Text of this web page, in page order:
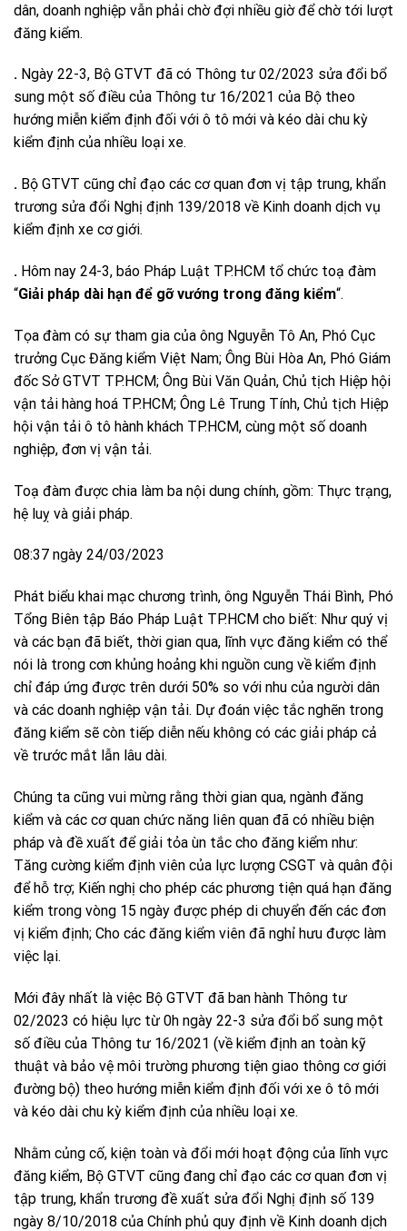
dân, doanh nghiệp vẫn phải chờ đợi nhiều giờ để chờ tới lượt
đăng kiểm.
. Ngày 22-3, Bộ GTVT đã có Thông tư 02/2023 sửa đổi bổ
sung một số điều của Thông tư 16/2021 của Bộ theo
hướng miễn kiểm định đối với ô tô mới và kéo dài chu kỳ
kiểm định của nhiều loại xe.
. Bộ GTVT cũng chỉ đạo các cơ quan đơn vị tập trung, khẩn
trương sửa đổi Nghị định 139/2018 về Kinh doanh dịch vụ
kiểm định xe cơ giới.
. Hôm nay 24-3, báo Pháp Luật TP.HCM tổ chức toạ đàm
“Giải pháp dài hạn để gỡ vướng trong đăng kiểm“.
Tọa đàm có sự tham gia của ông Nguyễn Tô An, Phó Cục
trưởng Cục Đăng kiểm Việt Nam; Ông Bùi Hòa An, Phó Giám
đốc Sở GTVT TP.HCM; Ông Bùi Văn Quản, Chủ tịch Hiệp hội
vận tải hàng hoá TP.HCM; Ông Lê Trung Tính, Chủ tịch Hiệp
hội vận tải ô tô hành khách TP.HCM, cùng một số doanh
nghiệp, đơn vị vận tải.
Toạ đàm được chia làm ba nội dung chính, gồm: Thực trạng,
hệ luỵ và giải pháp.
08:37 ngày 24/03/2023
Phát biểu khai mạc chương trình, ông Nguyễn Thái Bình, Phó
Tổng Biên tập Báo Pháp Luật TP.HCM cho biết: Như quý vị
và các bạn đã biết, thời gian qua, lĩnh vực đăng kiểm có thể
nói là trong cơn khủng hoảng khi nguồn cung về kiểm định
chỉ đáp ứng được trên dưới 50% so với nhu của người dân
và các doanh nghiệp vận tải. Dự đoán việc tắc nghẽn trong
đăng kiểm sẽ còn tiếp diễn nếu không có các giải pháp cả
về trước mắt lẫn lâu dài.
Chúng ta cũng vui mừng rằng thời gian qua, ngành đăng
kiểm và các cơ quan chức năng liên quan đã có nhiều biện
pháp và đề xuất để giải tỏa ùn tắc cho đăng kiểm như:
Tăng cường kiểm định viên của lực lượng CSGT và quân đội
để hỗ trợ; Kiến nghị cho phép các phương tiện quá hạn đăng
kiểm trong vòng 15 ngày được phép di chuyển đến các đơn
vị kiểm định; Cho các đăng kiểm viên đã nghỉ hưu được làm
việc lại.
Mới đây nhất là việc Bộ GTVT đã ban hành Thông tư
02/2023 có hiệu lực từ 0h ngày 22-3 sửa đổi bổ sung một
số điều của Thông tư 16/2021 (về kiểm định an toàn kỹ
thuật và bảo vệ môi trường phương tiện giao thông cơ giới
đường bộ) theo hướng miễn kiểm định đối với xe ô tô mới
và kéo dài chu kỳ kiểm định của nhiều loại xe.
Nhằm củng cố, kiện toàn và đổi mới hoạt động của lĩnh vực
đăng kiểm, Bộ GTVT cũng đang chỉ đạo các cơ quan đơn vị
tập trung, khẩn trương đề xuất sửa đổi Nghị định số 139
ngày 8/10/2018 của Chính phủ quy định về Kinh doanh dịch